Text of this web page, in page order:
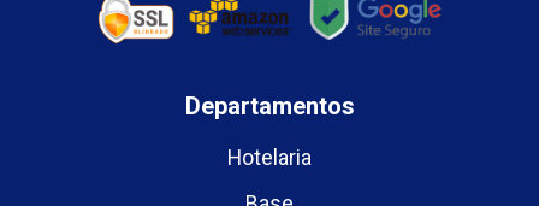
Departamentos
Hotelaria